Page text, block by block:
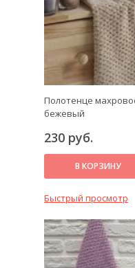
Полотенце
бежевый
230 руб.
В КОРЗИНУ
Быстрый просмотр